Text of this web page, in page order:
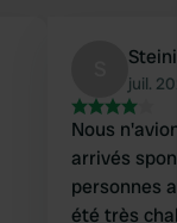
juil.
Nous
arrivés
personnes
été très